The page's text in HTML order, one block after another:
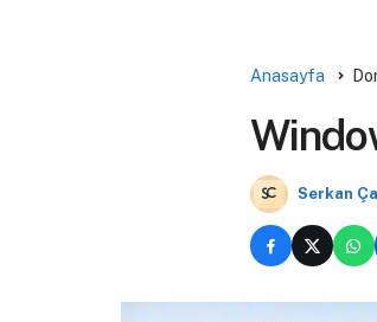
Anasayfa
Serkan